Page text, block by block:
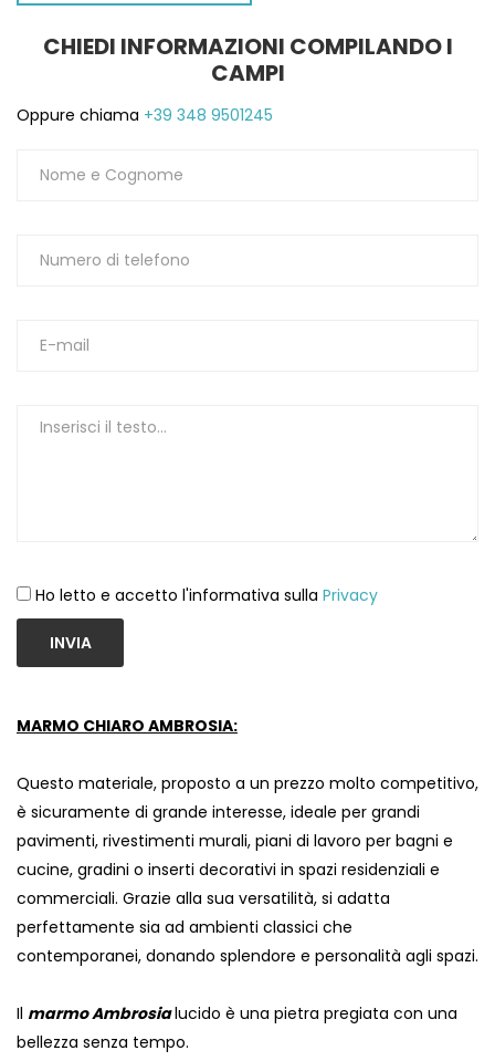
CHIEDI INFORMAZIONI COMPILANDO I
CAMPI
Oppure chiama +39 348 9501245
Ho letto e accetto l'informativa sulla Privacy
INVIA
MARMO CHIARO AMBROSIA:
Questo materiale, proposto a un prezzo molto competitivo,
è sicuramente di grande interesse, ideale per grandi
pavimenti, rivestimenti murali, piani di lavoro per bagni e
cucine, gradini o inserti decorativi in ​​spazi residenziali e
commerciali. Grazie alla sua versatilità, si adatta
perfettamente sia ad ambienti classici che
contemporanei, donando splendore e personalità agli spazi.
Il marmo Ambrosialucido è una pietra pregiata con una
bellezza senza tempo.